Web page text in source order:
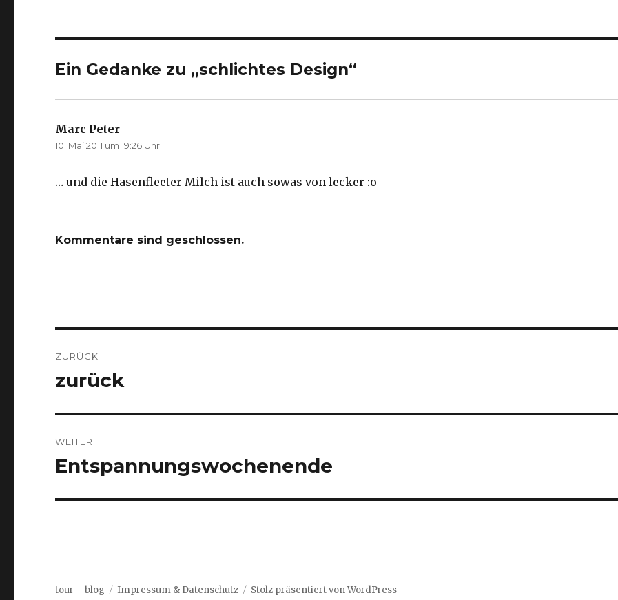
Ein Gedanke zu „schlichtes Design“
Marc Peter
10. Mai 2011 um 19:26 Uhr
… und die Hasenfleeter Milch ist auch sowas von lecker :o
Kommentare sind geschlossen.
ZURÜCK
Vorheriger
zurück
WEITER
Nächster
Entspannungswochenende
tour – blog Impressum & Datenschutz Stolz präsentiert von WordPress